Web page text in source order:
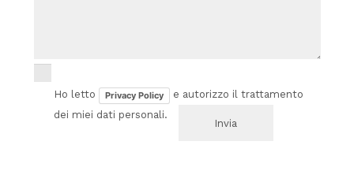
Ho letto Privacy Policy
e autorizzo il trattamento
dei miei dati personali.